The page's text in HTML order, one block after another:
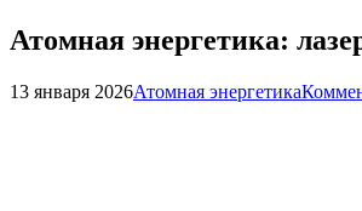
Атомная энергетика:
13 января 2026Атомная энергетика